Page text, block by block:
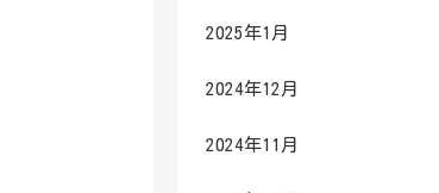
2025年1月
2024年12月
2024年11月